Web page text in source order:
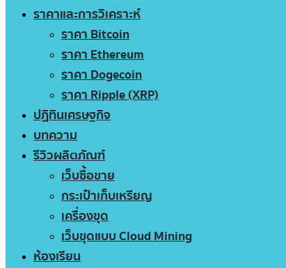
ราคาและการวิเคราะห์
ราคา Bitcoin
ราคา Ethereum
ราคา Dogecoin
ราคา Ripple (XRP)
ปฏิทินเศรษฐกิจ
บทความ
รีวิวผลิตภัณฑ์
เว็บซื้อขาย
กระเป๋าเก็บเหรียญ
เครื่องขุด
เว็บขุดแบบ Cloud Mining
ห้องเรียน